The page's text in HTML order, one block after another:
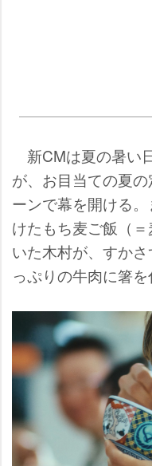
新CMは夏の暑い
が、お目当ての夏
ーンで幕を開ける
けたもち麦ご飯（
いた木村が、すか
っぷりの牛肉に箸を